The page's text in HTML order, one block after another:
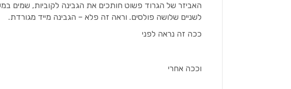
האביזר של הגרוד פשוט חותכים את הגבינה לקוביות, שמים
לשניים שלושה פולסים. וראה זה פלא – הגבינה מייד מגורדת.
ככה זה נראה לפני
וככה אחרי